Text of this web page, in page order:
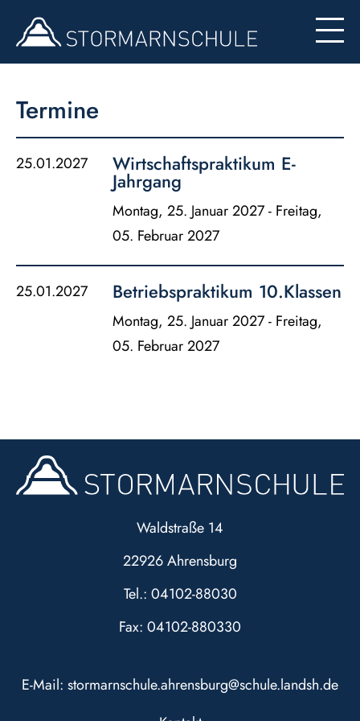
Begabten- und Begabungsförderung (LemaS)
Berufsinfo
Konzept zur Nutzung der Ipads
Für Eltern
Formulare
Termine
25.01.2027 Wirtschaftspraktikum E-
Jahrgang
Montag, 25. Januar 2027 - Freitag,
05. Februar 2027
25.01.2027 Betriebspraktikum 10.Klassen
Montag, 25. Januar 2027 - Freitag,
05. Februar 2027
Waldstraße 14
22926 Ahrensburg
Tel.: 04102-88030
Fax: 04102-880330
E-Mail: stormarnschule.ahrensburg@schule.landsh.de